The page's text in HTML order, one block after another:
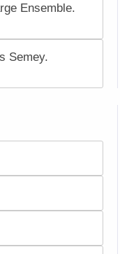
Ensemble.
Semey.